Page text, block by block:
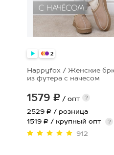
2
Happyfox / Женские
из футера с начесом
1579 ₽ / опт ?
2529 ₽ / розница
1519 ₽ / крупный опт
?
912